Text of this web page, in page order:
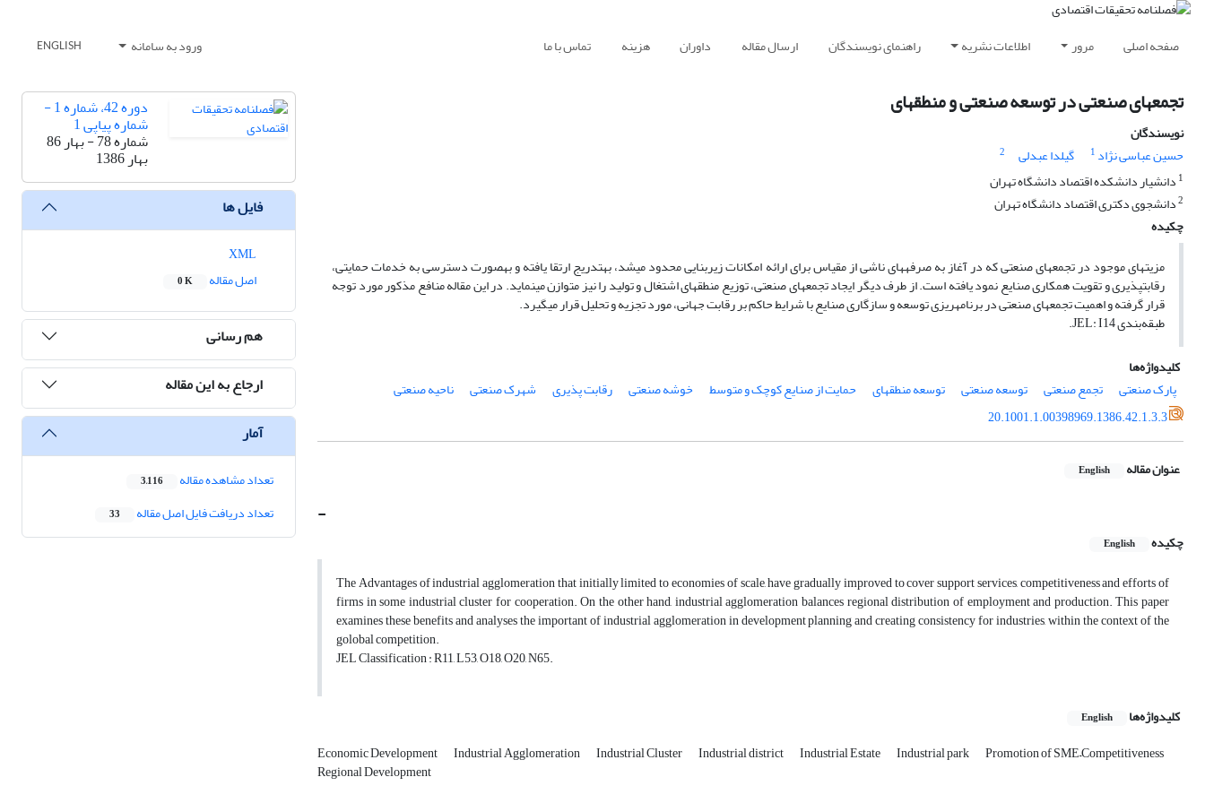
صفحه اصلی مرور اطلاعات نشریه راهنمای نویسندگان ارسال مقاله داوران هزینه تماس با ما ورود به سامانه ENGLISH
تجمع‎های صنعتی در توسعه صنعتی و منطقه‎ای
نویسندگان
حسین عباسی نژاد 1 گیلدا عبدلی
2
1 دانشیار دانشکده اقتصاد دانشگاه تهران
2دانشجوی دکتری اقتصاد دانشگاه تهران
چکیده
مزیت‎های موجود در تجمع‎های صنعتی که در آغاز به صرفه‎‎های ناشی از مقیاس برای ارائه امکانات زیربنایی محدود می‎شد، به‎تدریج ارتقا یافته و به‎صورت دسترسی به خدمات حمایتی،
رقابت‎پذیری و تقویت همکاری صنایع نمود یافته است. از طرف دیگر ایجاد تجمع‎های صنعتی، توزیع منطقه‎ای اشتغال و تولید را نیز متوازن می‎نماید. در این مقاله منافع مذکور مورد توجه
قرار گرفته و اهمیت تجمع‎های صنعتی در برنامه‎ریزی توسعه و سازگاری صنایع با شرایط حاکم بر رقابت جهانی، مورد تجزیه و تحلیل قرار می‎گیرد.
طبقه‌بندی JEL: I14.
کلیدواژه‌ها
پارک صنعتی
تجمع صنعتی توسعه صنعتی توسعه منطقه‎ای حمایت از صنایع کوچک و متوسط خوشه صنعتی رقابت پذیری شهرک صنعتی
ناحیه صنعتی
20.1001.1.00398969.1386.42.1.3.3
عنوان مقاله English
-
چکیده English
The Advantages of industrial agglomeration that initially limited to economies of scale, have gradually improved to cover support services, competitiveness and efforts of
firms in some industrial cluster for cooperation. On the other hand, industrial agglomeration balances regional distribution of employment and production. This paper
examines these benefits and analyses the important of industrial agglomeration in development planning and creating consistency for industries, within the context of the
golobal competition.
JEL Classification : R11, L53, O18, O20, N65.
کلیدواژه‌ها English
Economic Development Industrial Agglomeration Industrial Cluster Industrial district Industrial Estate Industrial park Promotion of SME–Competitiveness
Regional Development
دوره 42، شماره 1 -
شماره پیاپی 1
شماره 78 - بهار 86
بهار 1386
فایل ها
اصل مقاله
0 K
هم رسانی
ارجاع به این مقاله
آمار
تعداد مشاهده مقاله 3,116
تعداد دریافت فایل اصل مقاله 33